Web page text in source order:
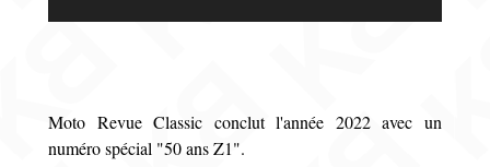
Moto Revue Classic conclut l'année 2022 avec un
numéro spécial "50 ans Z1".